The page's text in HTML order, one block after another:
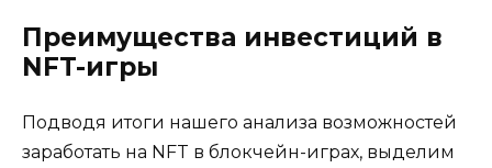
Преимущества инвестиций в
NFT-игры
Подводя итоги нашего анализа возможностей
заработать на NFT в блокчейн-играх, выделим